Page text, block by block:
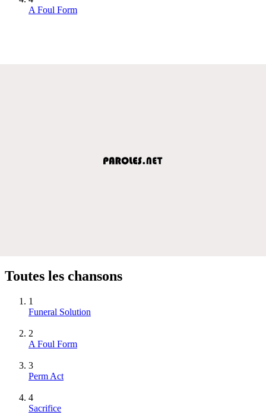
A Foul Form
Toutes les chansons
1
Funeral Solution
2
A Foul Form
3
Perm Act
4
Sacrifice